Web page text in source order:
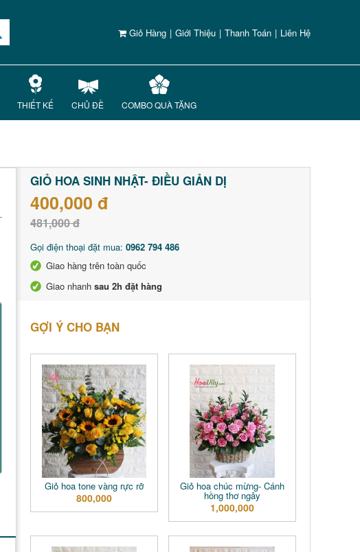
Giỏ Hàng | Giới Thiệu | Thanh Toán | Liên Hệ
THIẾT KẾ CHỦ ĐỀ COMBO QUÀ TẶNG
GIỎ HOA SINH NHẬT- ĐIỀU GIẢN DỊ
400,000 đ
481,000 đ
Gọi điện thoại đặt mua: 0962 794 486
Giao hàng trên toàn quốc
Giao nhanh sau 2h đặt hàng
GỢI Ý CHO BẠN
Giỏ hoa tone vàng rực rỡ
800,000
Giỏ hoa chúc mừng- Cánh
hồng thơ ngây
1,000,000